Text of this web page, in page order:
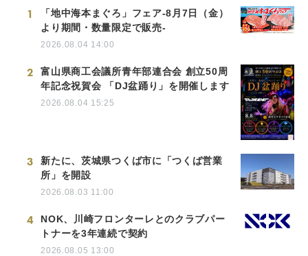
1
「地中海本まぐろ」フェア-8月7日（金）
より期間・数量限定で販売-
2026.08.04 14:00
2
富山県商工会議所青年部連合会 創立50周
年記念祝賀会 「DJ盆踊り」を開催します
2026.08.04 15:25
3
新たに、茨城県つくば市に「つくば営業
所」を開設
2026.08.03 11:00
4
NOK、川崎フロンターレとのクラブパー
トナーを3年連続で契約
2026.08.05 13:00